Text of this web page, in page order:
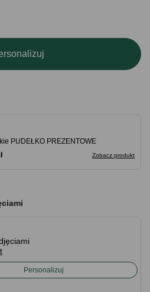
PUDEŁKO PREZENTOWE
Zobacz produkt
Personalizuj